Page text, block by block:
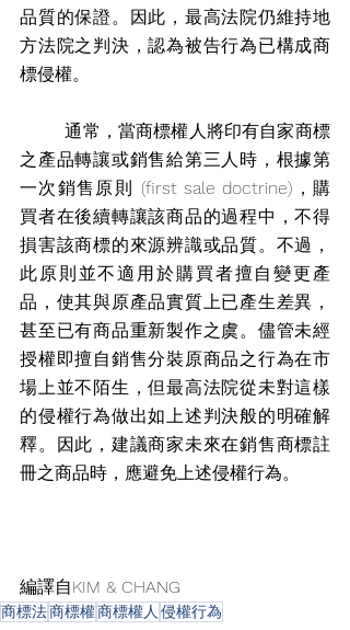
品質的保證。因此，最高法院仍維持地
方法院之判決，認為被告行為已構成商
標侵權。
        通常，當商標權人將印有自家商標
之產品轉讓或銷售給第三人時，根據第
一次銷售原則 (first sale doctrine)，購
買者在後續轉讓該商品的過程中，不得
損害該商標的來源辨識或品質。不過，
此原則並不適用於購買者擅自變更產
品，使其與原產品實質上已產生差異，
甚至已有商品重新製作之虞。儘管未經
授權即擅自銷售分裝原商品之行為在市
場上並不陌生，但最高法院從未對這樣
的侵權行為做出如上述判決般的明確解
釋。因此，建議商家未來在銷售商標註
冊之商品時，應避免上述侵權行為。
編譯自KIM & CHANG
商標法商標權商標權人 侵權行為